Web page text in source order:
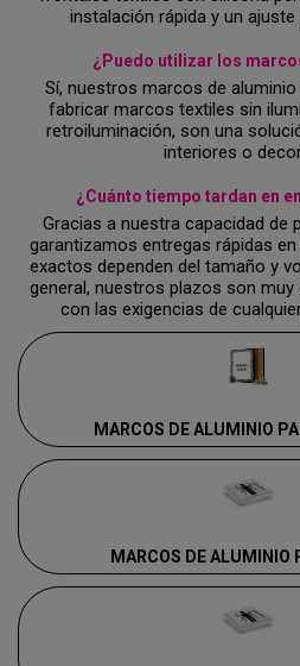
instalación rápida y un
¿Puedo utilizar los
Sí, nuestros marcos de
fabricar marcos textiles sin
retroiluminación, son una
interiores o
¿Cuánto tiempo tardan en
Gracias a nuestra capacidad de
garantizamos entregas rápidas
exactos dependen del tamaño y
general, nuestros plazos son
con las exigencias de
MARCOS DE ALUMINIO
MARCOS DE ALUMINIO